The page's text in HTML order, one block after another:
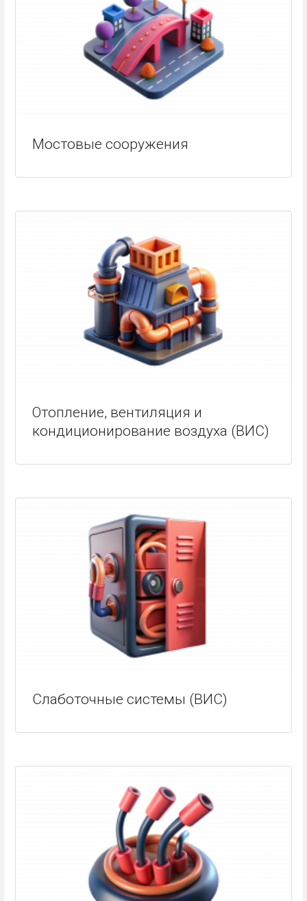
Мостовые сооружения
Отопление, вентиляция и
кондиционирование воздуха (ВИС)
Слаботочные системы (ВИС)